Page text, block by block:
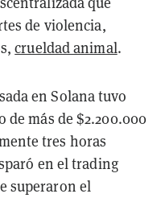
de violencia,
crueldad animal.
en Solana tuvo
de más de $2.200.000
tres horas
en el trading
superaron el